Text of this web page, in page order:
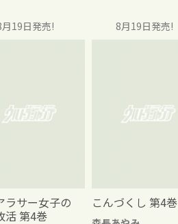
19日発売!
ラサー女子の
活 第4巻
8月19日発売!
こんづくし 第4巻